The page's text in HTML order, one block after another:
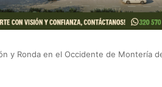
y Ronda en el Occidente de Montería